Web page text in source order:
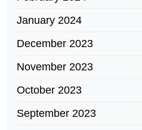
January 2024
December 2023
November 2023
October 2023
September 2023